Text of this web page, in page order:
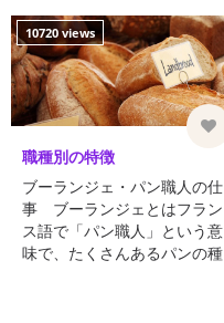
門店だ ...
10720 views
職種別の特徴
ブーランジェ・パン職人の仕
事 ブーランジェとはフラン
ス語で「パン職人」という意
味で、たくさんあるパンの種